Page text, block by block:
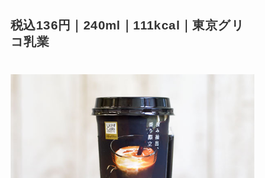
税込136円｜240ml｜111kcal｜東京グリ
コ乳業